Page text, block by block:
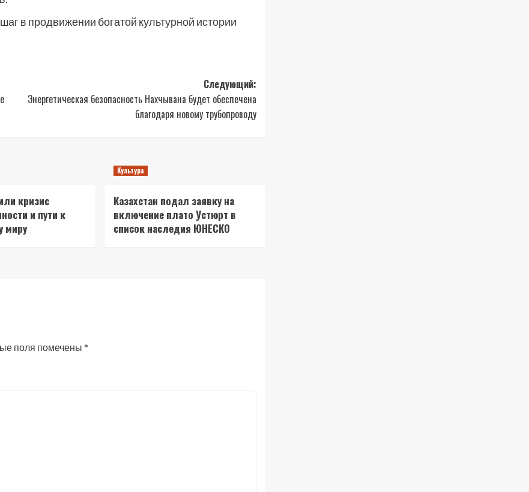
в продвижении богатой культурной истории
Следующий:
Энергетическая безопасность Нахчывана будет обеспечена
благодаря новому трубопроводу
кризис
и пути к
миру
Культура
Казахстан подал заявку на
включение плато Устюрт в
список наследия ЮНЕСКО
поля помечены *